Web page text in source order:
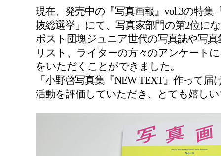
現在、発売中の『写真画報』vol.3の特集
抜総選挙」にて、写真家部門の第2位に
ポスト団塊ジュニア世代の写真誌や写
リスト、ライターの方々のアンケート
をいただくことができました。
「小野啓写真集『NEW TEXT』作って
活動を評価していただき、とても嬉し